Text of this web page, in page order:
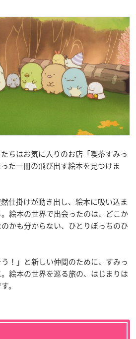
ちはお気に入りのお店「喫茶すみっ
た一冊の飛び出す絵本を見つけま
仕掛けが動き出し、絵本に吸い込ま
絵本の世界で出会ったのは、どこか
かも分からない、ひとりぼっちのひ
う！」と新しい仲間のために、すみっ
絵本の世界を巡る旅の、はじまりは
。